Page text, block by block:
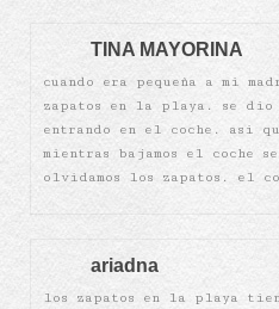
TINA MAYORINA
cuando era pequeña a mi
zapatos en la playa. se dio
entrando en el coche. asi
mientras bajamos el coche
olvidamos los zapatos. el
ariadna
los zapatos en la playa